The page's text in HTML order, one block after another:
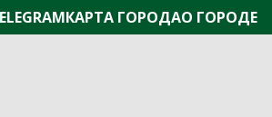
КАРТА ГОРОДАО ГОРОДЕ